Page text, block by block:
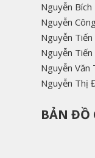
Nguyễn
Nguyễn
Nguyễn
Nguyễn
Nguyễn
Nguyễn Thị
BẢN ĐỒ